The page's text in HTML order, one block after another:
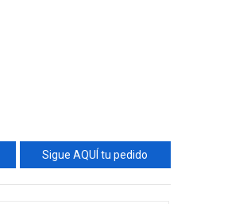
Sigue AQUÍ tu pedido